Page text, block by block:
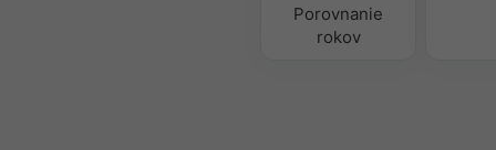
Porovnanie
rokov